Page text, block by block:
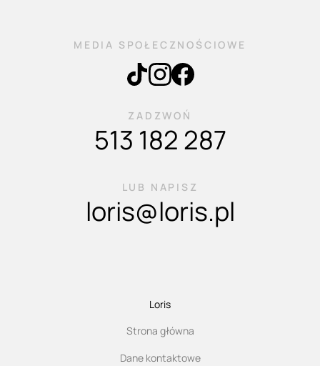
MEDIA SPOŁECZNOŚCIOWE
ZADZWOŃ
513 182 287
LUB NAPISZ
loris@loris.pl
Loris
Strona główna
Dane kontaktowe